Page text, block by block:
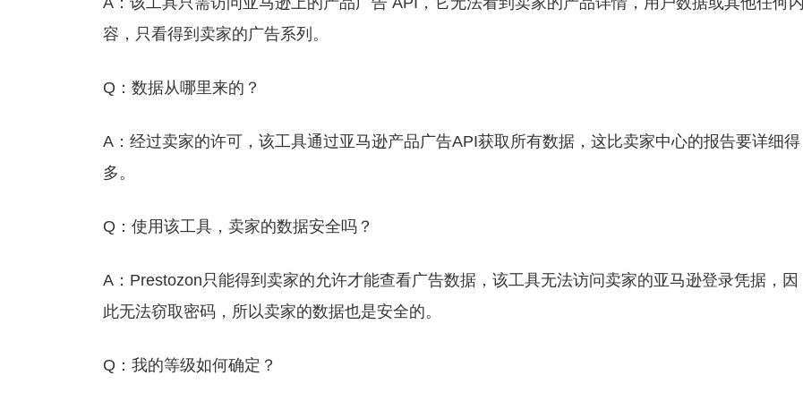
容，只看得到卖家的广告系列。
Q：数据从哪里来的？
A：经过卖家的许可，该工具通过亚马逊产品广告API获取所有数据，这比卖家中心的报告要详细得
多。
Q：使用该工具，卖家的数据安全吗？
A：Prestozon只能得到卖家的允许才能查看广告数据，该工具无法访问卖家的亚马逊登录凭据，因
此无法窃取密码，所以卖家的数据也是安全的。
Q：我的等级如何确定？